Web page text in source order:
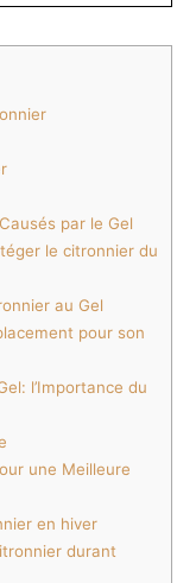
par le Gel
le citronnier du
au Gel
pour son
l’Importance du
une Meilleure
en hiver
durant